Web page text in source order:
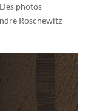
photos
Roschewitz